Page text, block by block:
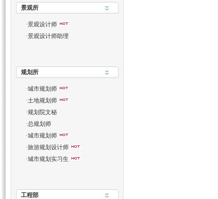
景观所
·景观设计师
·景观设计师助理
规划所
·城市规划师
·土地规划师
·规划院文秘
·总规划师
·城市规划师
·旅游规划设计师
·城市规划实习生
工程部